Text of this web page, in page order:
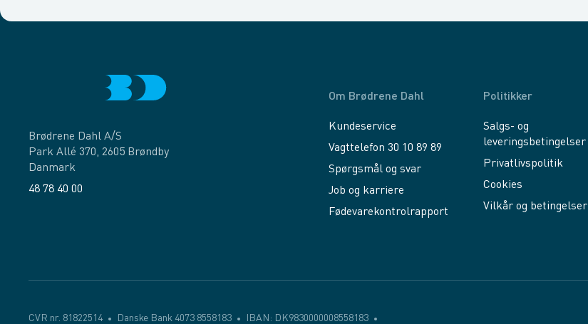
Brødrene Dahl A/S
Park Allé 370, 2605 Brøndby
Danmark
48 78 40 00
Om Brødrene Dahl
Kundeservice
Vagttelefon 30 10 89 89
Spørgsmål og svar
Job og karriere
Fødevarekontrolrapport
Politikker
Salgs- og
leveringsbetingelser
Privatlivspolitik
Cookies
Vilkår og betingelser
CVR nr. 81822514 Danske Bank 4073 8558183 IBAN: DK9830000008558183